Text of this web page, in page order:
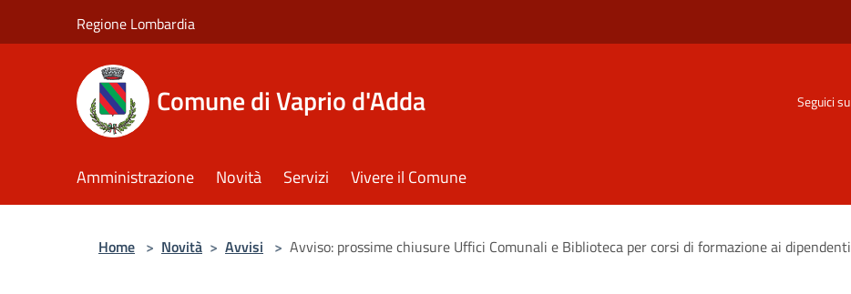
Regione Lombardia
Comune di Vaprio d'Adda Seguici su
Amministrazione Novità Servizi Vivere il Comune
Home > Novità > Avvisi > Avviso: prossime chiusure Uffici Comunali e Biblioteca per corsi di formazione ai dipendenti